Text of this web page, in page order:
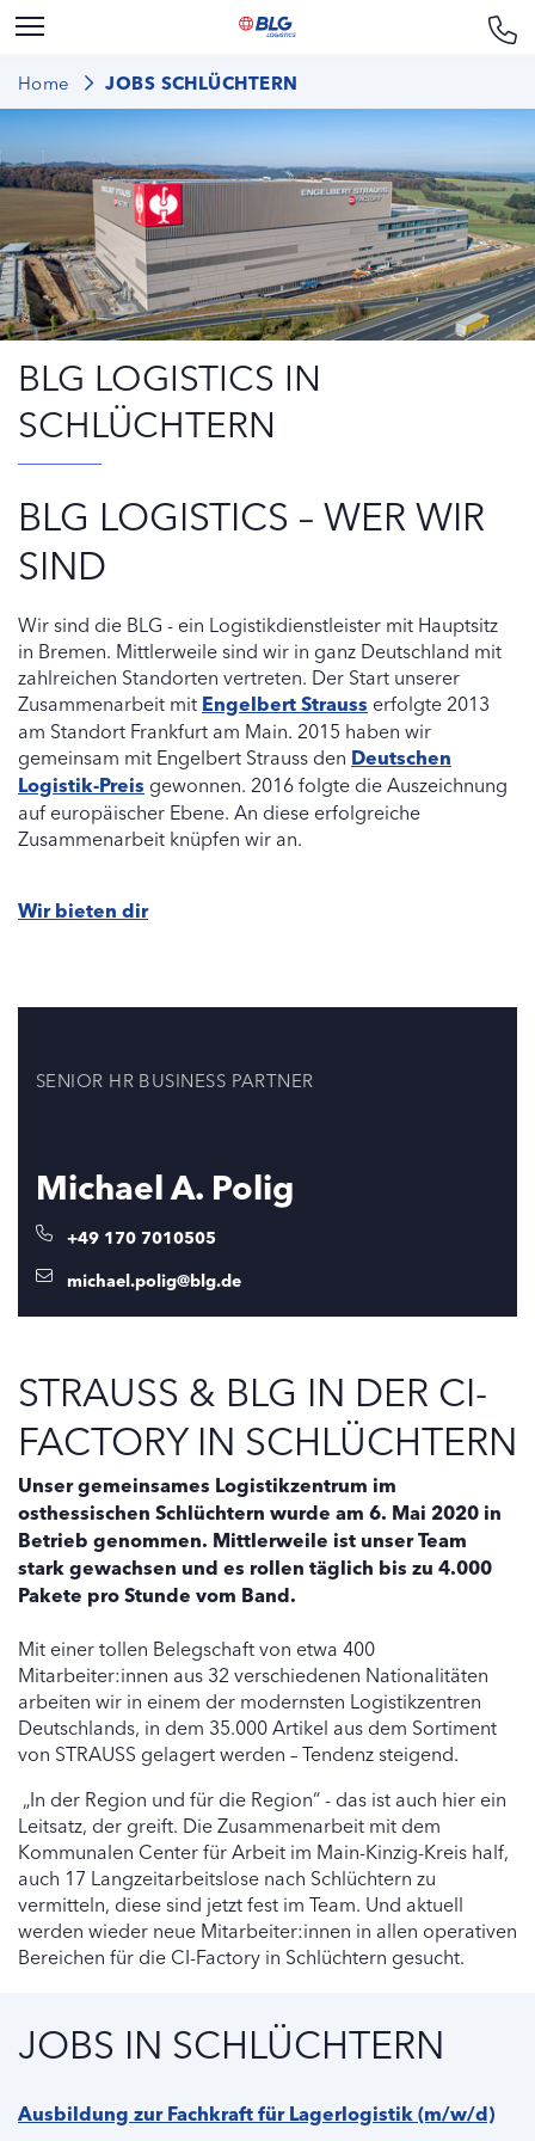
Home JOBS SCHLÜCHTERN
BLG LOGISTICS IN
SCHLÜCHTERN
BLG LOGISTICS – WER WIR
SIND
Wir sind die BLG - ein Logistikdienstleister mit Hauptsitz
in Bremen. Mittlerweile sind wir in ganz Deutschland mit
zahlreichen Standorten vertreten. Der Start unserer
Zusammenarbeit mit Engelbert Strauss erfolgte 2013
am Standort Frankfurt am Main. 2015 haben wir
gemeinsam mit Engelbert Strauss den Deutschen
Logistik-Preis gewonnen. 2016 folgte die Auszeichnung
auf europäischer Ebene. An diese erfolgreiche
Zusammenarbeit knüpfen wir an.
Wir bieten dir
SENIOR HR BUSINESS PARTNER
Michael A. Polig
+49 170 7010505
michael.polig@blg.de
STRAUSS & BLG IN DER CI-
FACTORY IN SCHLÜCHTERN
Unser gemeinsames Logistikzentrum im
osthessischen Schlüchtern wurde am 6. Mai 2020 in
Betrieb genommen. Mittlerweile ist unser Team
stark gewachsen und es rollen täglich bis zu 4.000
Pakete pro Stunde vom Band.
Mit einer tollen Belegschaft von etwa 400
Mitarbeiter:innen aus 32 verschiedenen Nationalitäten
arbeiten wir in einem der modernsten Logistikzentren
Deutschlands, in dem 35.000 Artikel aus dem Sortiment
von STRAUSS gelagert werden – Tendenz steigend.
„In der Region und für die Region“ - das ist auch hier ein
Leitsatz, der greift. Die Zusammenarbeit mit dem
Kommunalen Center für Arbeit im Main-Kinzig-Kreis half,
auch 17 Langzeitarbeitslose nach Schlüchtern zu
vermitteln, diese sind jetzt fest im Team. Und aktuell
werden wieder neue Mitarbeiter:innen in allen operativen
Bereichen für die CI-Factory in Schlüchtern gesucht.
JOBS IN SCHLÜCHTERN
Ausbildung zur Fachkraft für Lagerlogistik (m/w/d)